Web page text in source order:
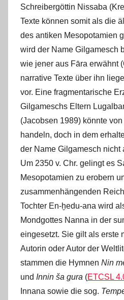
Schreibergöttin Nissaba
Texte können somit als die
des antiken Mesopotamien
wird der Name Gilgamesch
wie jener aus Fāra erwähnt
narrative Texte über ihn
vor. Eine fragmentarische
Gilgameschs Eltern
(Jacobsen 1989) könnte
handeln, doch in dem
der Name Gilgamesch nicht
Um 2350 v. Chr. gelingt es
Mesopotamien zu erobern
zusammenhängenden
Tochter En-ḫedu-ana wird
Mondgottes Nanna in der
eingesetzt. Sie gilt als erste
Autorin oder Autor der
stammen die Hymnen Nin
und Innin ša gura (ETCSL
Innana sowie die sog.